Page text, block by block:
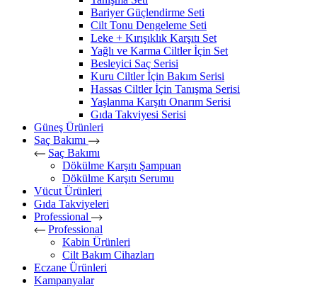
Bariyer Güçlendirme Seti
Cilt Tonu Dengeleme Seti
Leke + Kırışıklık Karşıtı Set
Yağlı ve Karma Ciltler İçin Set
Besleyici Saç Serisi
Kuru Ciltler İçin Bakım Serisi
Hassas Ciltler İçin Tanışma Serisi
Yaşlanma Karşıtı Onarım Serisi
Gıda Takviyesi Serisi
Güneş Ürünleri
Saç Bakımı
Saç Bakımı
Dökülme Karşıtı Şampuan
Dökülme Karşıtı Serumu
Vücut Ürünleri
Gıda Takviyeleri
Professional
Professional
Kabin Ürünleri
Cilt Bakım Cihazları
Eczane Ürünleri
Kampanyalar